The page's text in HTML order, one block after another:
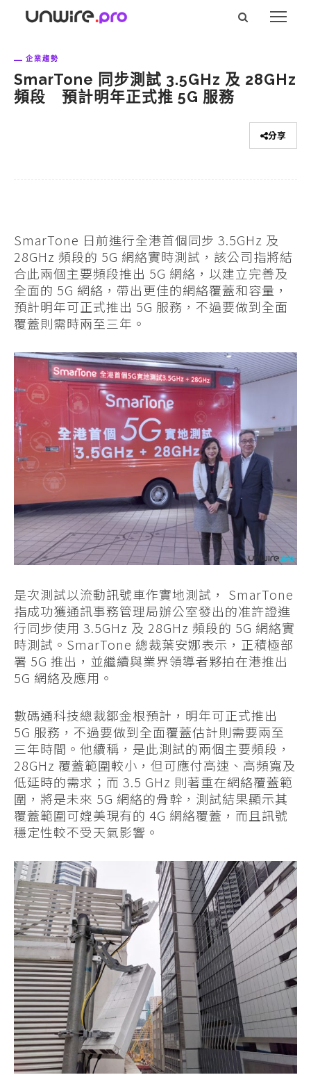
企業趨勢
SmarTone 同步測試 3.5GHz 及 28GHz
頻段 預計明年正式推 5G 服務
分享
SmarTone 日前進行全港首個同步 3.5GHz 及
28GHz 頻段的 5G 網絡實時測試，該公司指將結
合此兩個主要頻段推出 5G 網絡，以建立完善及
全面的 5G 網絡，帶出更佳的網絡覆蓋和容量，
預計明年可正式推出 5G 服務，不過要做到全面
覆蓋則需時兩至三年。
是次測試以流動訊號車作實地測試， SmarTone
指成功獲通訊事務管理局辦公室發出的准許證進
行同步使用 3.5GHz 及 28GHz 頻段的 5G 網絡實
時測試。SmarTone 總裁葉安娜表示，正積極部
署 5G 推出，並繼續與業界領導者夥拍在港推出
5G 網絡及應用。
數碼通科技總裁鄒金根預計，明年可正式推出
5G 服務，不過要做到全面覆蓋估計則需要兩至
三年時間。他續稱，是此測試的兩個主要頻段，
28GHz 覆蓋範圍較小，但可應付高速、高頻寬及
低延時的需求；而 3.5 GHz 則著重在網絡覆蓋範
圍，將是未來 5G 網絡的骨幹，測試結果顯示其
覆蓋範圍可媲美現有的 4G 網絡覆蓋，而且訊號
穩定性較不受天氣影響。